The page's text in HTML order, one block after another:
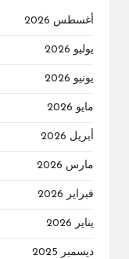
أغسطس 2026
يوليو 2026
يونيو 2026
مايو 2026
أبريل 2026
مارس 2026
فبراير 2026
يناير 2026
ديسمبر 2025